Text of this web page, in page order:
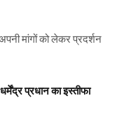
मांगों को लेकर प्रदर्शन
प्रधान का इस्तीफा